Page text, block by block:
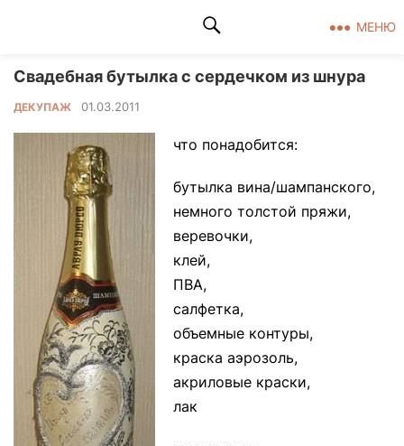
МЕНЮ
Свадебная бутылка с сердечком из шнура
ДЕКУПАЖ 01.03.2011
что понадобится:
бутылка вина/шампанского,
немного толстой пряжи,
веревочки,
клей,
ПВА,
салфетка,
объемные контуры,
краска аэрозоль,
акриловые краски,
лак